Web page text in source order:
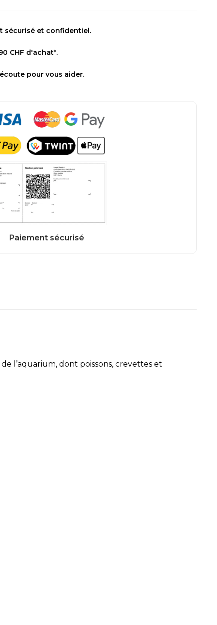
sécurisé et confidentiel.
CHF d'achat*.
pour vous aider.
l’aquarium, dont poissons, crevettes et